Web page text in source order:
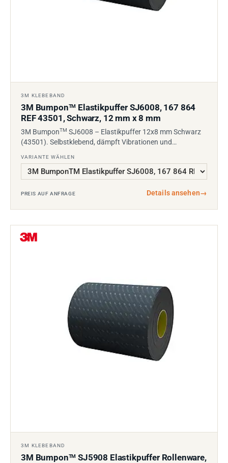
3M KLEBEBAND
3M BumponTM Elastikpuffer SJ6008, 167 864
REF 43501, Schwarz, 12 mm x 8 mm
3M BumponTM SJ6008 – Elastikpuffer 12x8 mm Schwarz
(43501). Selbstklebend, dämpft Vibrationen und…
VARIANTE WÄHLEN
PREIS AUF ANFRAGE Details ansehen→
3M KLEBEBAND
3M BumponTM SJ5908 Elastikpuffer Rollenware,